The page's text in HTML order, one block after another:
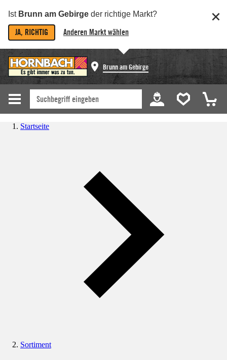
Ist Brunn am Gebirge der richtige Markt?
JA, RICHTIG Anderen Markt wählen
Brunn am Gebirge
Startseite
Sortiment